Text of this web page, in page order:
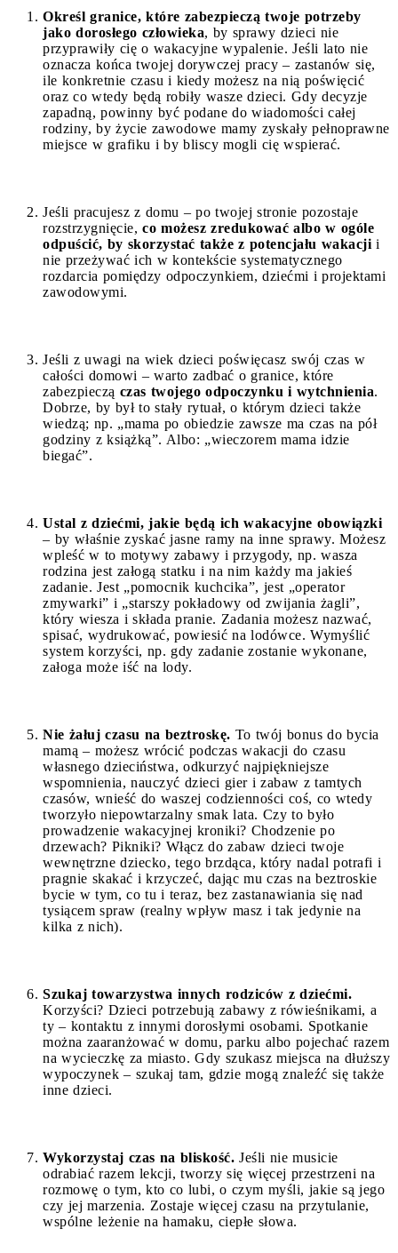
Określ granice, które zabezpieczą twoje potrzeby
jako dorosłego człowieka, by sprawy dzieci nie
przyprawiły cię o wakacyjne wypalenie. Jeśli lato nie
oznacza końca twojej dorywczej pracy – zastanów się,
ile konkretnie czasu i kiedy możesz na nią poświęcić
oraz co wtedy będą robiły wasze dzieci. Gdy decyzje
zapadną, powinny być podane do wiadomości całej
rodziny, by życie zawodowe mamy zyskały pełnoprawne
miejsce w grafiku i by bliscy mogli cię wspierać.
Jeśli pracujesz z domu – po twojej stronie pozostaje
rozstrzygnięcie, co możesz zredukować albo w ogóle
odpuścić, by skorzystać także z potencjału wakacji i
nie przeżywać ich w kontekście systematycznego
rozdarcia pomiędzy odpoczynkiem, dziećmi i projektami
zawodowymi.
Jeśli z uwagi na wiek dzieci poświęcasz swój czas w
całości domowi – warto zadbać o granice, które
zabezpieczą czas twojego odpoczynku i wytchnienia.
Dobrze, by był to stały rytuał, o którym dzieci także
wiedzą; np. „mama po obiedzie zawsze ma czas na pół
godziny z książką”. Albo: „wieczorem mama idzie
biegać”.
Ustal z dziećmi, jakie będą ich wakacyjne obowiązki
– by właśnie zyskać jasne ramy na inne sprawy. Możesz
wpleść w to motywy zabawy i przygody, np. wasza
rodzina jest załogą statku i na nim każdy ma jakieś
zadanie. Jest „pomocnik kuchcika”, jest „operator
zmywarki” i „starszy pokładowy od zwijania żagli”,
który wiesza i składa pranie. Zadania możesz nazwać,
spisać, wydrukować, powiesić na lodówce. Wymyślić
system korzyści, np. gdy zadanie zostanie wykonane,
załoga może iść na lody.
Nie żałuj czasu na beztroskę. To twój bonus do bycia
mamą – możesz wrócić podczas wakacji do czasu
własnego dzieciństwa, odkurzyć najpiękniejsze
wspomnienia, nauczyć dzieci gier i zabaw z tamtych
czasów, wnieść do waszej codzienności coś, co wtedy
tworzyło niepowtarzalny smak lata. Czy to było
prowadzenie wakacyjnej kroniki? Chodzenie po
drzewach? Pikniki? Włącz do zabaw dzieci twoje
wewnętrzne dziecko, tego brzdąca, który nadal potrafi i
pragnie skakać i krzyczeć, dając mu czas na beztroskie
bycie w tym, co tu i teraz, bez zastanawiania się nad
tysiącem spraw (realny wpływ masz i tak jedynie na
kilka z nich).
Szukaj towarzystwa innych rodziców z dziećmi.
Korzyści? Dzieci potrzebują zabawy z rówieśnikami, a
ty – kontaktu z innymi dorosłymi osobami. Spotkanie
można zaaranżować w domu, parku albo pojechać razem
na wycieczkę za miasto. Gdy szukasz miejsca na dłuższy
wypoczynek – szukaj tam, gdzie mogą znaleźć się także
inne dzieci.
Wykorzystaj czas na bliskość. Jeśli nie musicie
odrabiać razem lekcji, tworzy się więcej przestrzeni na
rozmowę o tym, kto co lubi, o czym myśli, jakie są jego
czy jej marzenia. Zostaje więcej czasu na przytulanie,
wspólne leżenie na hamaku, ciepłe słowa.